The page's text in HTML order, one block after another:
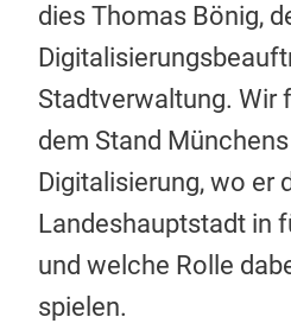
dies Thomas Bönig,
Stadtverwaltung. Wir
dem Stand
Digitalisierung, wo er
Landeshauptstadt in
und welche Rolle
spielen.